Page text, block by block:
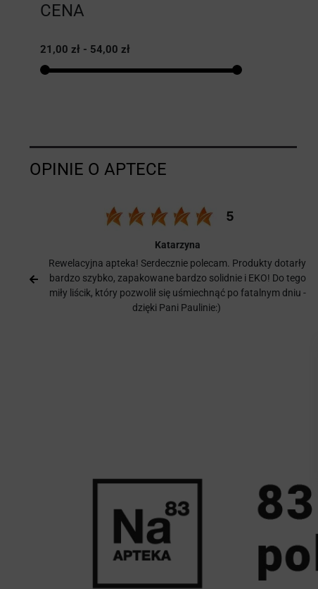
CENA
21,00 zł - 54,00 zł
Katarzyna
Rewelacyjna apteka! Serdecznie polecam. Produkty dotarły
bardzo szybko, zapakowane bardzo solidnie i EKO! Do tego
miły liścik, który pozwolił się uśmiechnąć po fatalnym dniu -
dzięki Pani Paulinie:)